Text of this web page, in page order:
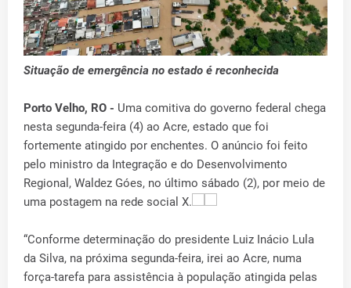
Situação de emergência no estado é reconhecida
Porto Velho, RO - Uma comitiva do governo federal chega
nesta segunda-feira (4) ao Acre, estado que foi
fortemente atingido por enchentes. O anúncio foi feito
pelo ministro da Integração e do Desenvolvimento
Regional, Waldez Góes, no último sábado (2), por meio de
uma postagem na rede social X.
“Conforme determinação do presidente Luiz Inácio Lula
da Silva, na próxima segunda-feira, irei ao Acre, numa
força-tarefa para assistência à população atingida pelas